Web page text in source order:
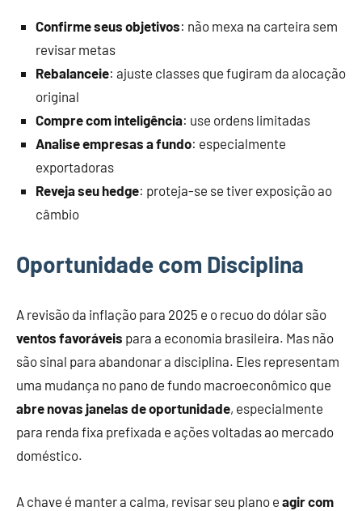
Confirme seus objetivos: não mexa na carteira sem
revisar metas
Rebalanceie: ajuste classes que fugiram da alocação
original
Compre com inteligência: use ordens limitadas
Analise empresas a fundo: especialmente
exportadoras
Reveja seu hedge: proteja-se se tiver exposição ao
câmbio
Oportunidade com Disciplina
A revisão da inflação para 2025 e o recuo do dólar são
ventos favoráveis para a economia brasileira. Mas não
são sinal para abandonar a disciplina. Eles representam
uma mudança no pano de fundo macroeconômico que
abre novas janelas de oportunidade, especialmente
para renda fixa prefixada e ações voltadas ao mercado
doméstico.
A chave é manter a calma, revisar seu plano e agir com